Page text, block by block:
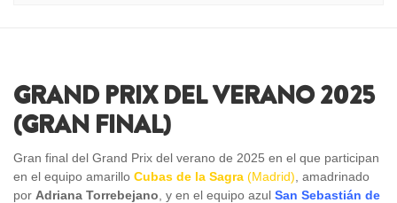
GRAND PRIX DEL VERANO 2025
(GRAN FINAL)
Gran final del Grand Prix del verano de 2025 en el que participan
en el equipo amarillo Cubas de la Sagra (Madrid) , amadrinado
por Adriana Torrebejano , y en el equipo azul San Sebastián de